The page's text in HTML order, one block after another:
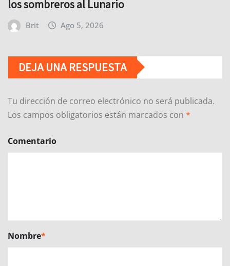
los sombreros al Lunario
Brit Ago 5, 2026
DEJA UNA RESPUESTA
Tu dirección de correo electrónico no será publicada.
Los campos obligatorios están marcados con *
Comentario
Nombre*